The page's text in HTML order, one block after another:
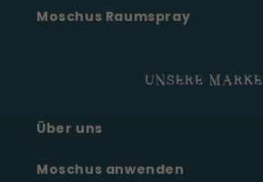
Moschus Raumspray
UNSERE MARKE
Über uns
Moschus anwendenKundenservice · online